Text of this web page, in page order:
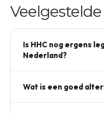
Is HHC nog ergens
Nederland?
van de Opiumwet. Het
en bezitten is strafbaar.
Wat is een goed